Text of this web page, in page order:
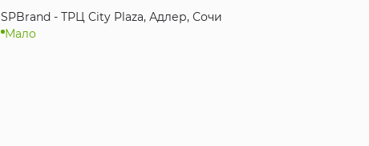
SPBrand - ТРЦ City Plaza, Адлер, Сочи
Мало